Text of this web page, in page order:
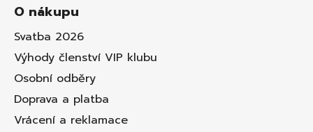
O nákupu
Svatba 2026
Výhody členství VIP klubu
Osobní odběry
Doprava a platba
Vrácení a reklamace